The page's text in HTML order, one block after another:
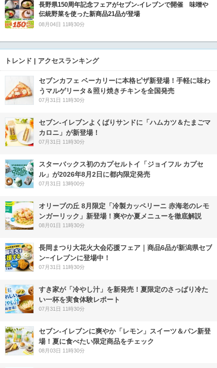
長野県150周年記念フェアがセブン-イレブンで開催 味噌や
伝統野菜を使った新商品21品が登場
08月04日 11時30分
トレンド | アクセスランキング
セブンカフェ ベーカリーに本格ピザ新登場！手軽に味わ
うマルゲリータ＆照り焼きチキンを全国発売
07月31日 11時30分
セブン‐イレブンよくばりサンドに「ハムカツ＆たまごマ
カロニ」が新登場！
07月31日 11時30分
スターバックス初のカプセルトイ「ジョイフル カプセ
ル」が2026年8月2日に都内限定発売
07月31日 13時00分
オリーブの丘 8月限定「冷製カッペリーニ 赤海老のレモ
ンガーリック」新登場！爽やか夏メニューを徹底解説
08月01日 11時30分
長岡まつり大花火大会応援フェア｜商品6品が新潟県セブ
ン−イレブンに登場中！
07月31日 11時30分
すき家が「冷やし汁」を新発売！夏限定のさっぱり冷た
い一杯を実食体験レポート
07月31日 11時30分
セブン‐イレブンに爽やか「レモン」スイーツ＆パン新登
場！夏に食べたい限定商品をチェック
08月03日 11時30分